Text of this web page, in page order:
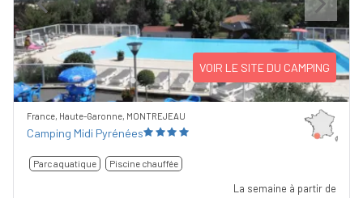
Previous Next
VOIR LE SITE DU CAMPING
France, Haute-Garonne, MONTREJEAU
Camping Midi Pyrénées
Parc aquatique Piscine chauffée
La semaine à partir de